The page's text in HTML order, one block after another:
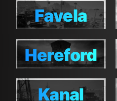
Favela
Favela
Hereford
Hereford
Kanal